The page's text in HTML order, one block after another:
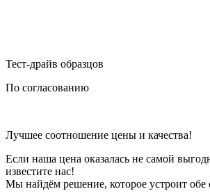
Тест-драйв образцов
По согласованию
Лучшее соотношение цены и качества!
Если наша цена оказалась не самой
известите нас!
Мы найдём решение, которое устроит обе